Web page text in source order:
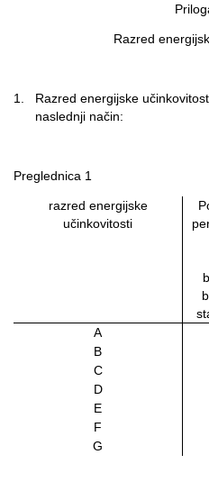
Razred
1.
Razred energijske
naslednji način:
Preglednica 1
razred energijske
učinkovitosti
A
B
C
D
E
F
G